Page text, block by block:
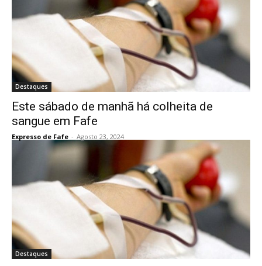
Destaques
Este sábado de manhã há colheita de
sangue em Fafe
Expresso de Fafe - Agosto 23, 2024
Destaques